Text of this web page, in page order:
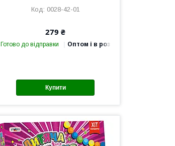
0028-42-01
279 ₴
Готово до відправки Оптом і в роздріб
Купити